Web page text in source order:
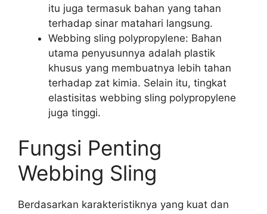
itu juga termasuk bahan yang tahan
terhadap sinar matahari langsung.
Webbing sling polypropylene: Bahan
utama penyusunnya adalah plastik
khusus yang membuatnya lebih tahan
terhadap zat kimia. Selain itu, tingkat
elastisitas webbing sling polypropylene
juga tinggi.
Fungsi Penting
Webbing Sling
Berdasarkan karakteristiknya yang kuat dan